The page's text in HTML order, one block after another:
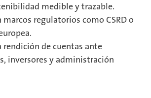
medible y trazable.
regulatorios como CSRD o
rendición de cuentas ante
inversores y administración